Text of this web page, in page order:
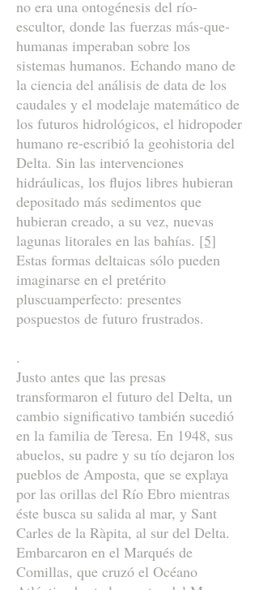
no era una ontogénesis del río-
escultor, donde las fuerzas más-que-
humanas imperaban sobre los
sistemas humanos. Echando mano de
la ciencia del análisis de data de los
caudales y el modelaje matemático de
los futuros hidrológicos, el hidropoder
humano re-escribió la geohistoria del
Delta. Sin las intervenciones
hidráulicas, los flujos libres hubieran
depositado más sedimentos que
hubieran creado, a su vez, nuevas
lagunas litorales en las bahías. [5]
Estas formas deltaicas sólo pueden
imaginarse en el pretérito
pluscuamperfecto: presentes
pospuestos de futuro frustrados.
.
Justo antes que las presas
transformaron el futuro del Delta, un
cambio significativo también sucedió
en la familia de Teresa. En 1948, sus
abuelos, su padre y su tío dejaron los
pueblos de Amposta, que se explaya
por las orillas del Río Ebro mientras
éste busca su salida al mar, y Sant
Carles de la Ràpita, al sur del Delta.
Embarcaron en el Marqués de
Comillas, que cruzó el Océano